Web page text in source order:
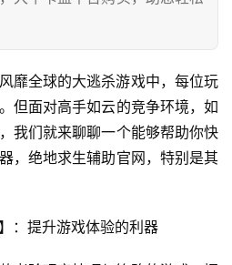
靡全球的大逃杀游戏中，每位玩
但面对高手如云的竞争环境，如
我们就来聊聊一个能够帮助你快
，绝地求生辅助官网，特别是其
：提升游戏体验的利器